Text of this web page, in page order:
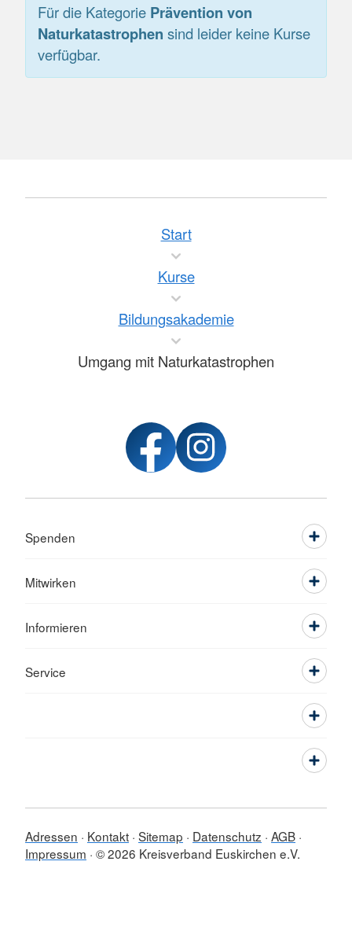
Für die Kategorie Prävention von
Naturkatastrophen sind leider keine Kurse
verfügbar.
Start
Kurse
Bildungsakademie
Umgang mit Naturkatastrophen
Spenden
Mitwirken
Informieren
Service
Adressen Kontakt Sitemap Datenschutz AGB
Impressum © 2026 Kreisverband Euskirchen e.V.